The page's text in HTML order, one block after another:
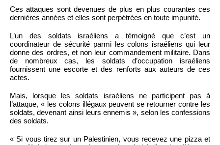
Ces attaques sont devenues de plus en plus courantes ces
dernières années et elles sont perpétrées en toute impunité.
L’un des soldats israéliens a témoigné que c’est un
coordinateur de sécurité parmi les colons israéliens qui leur
donne des ordres, et non leur commandement militaire. Dans
de nombreux cas, les soldats d’occupation israéliens
fournissent une escorte et des renforts aux auteurs de ces
actes.
Mais, lorsque les soldats israéliens ne participent pas à
l’attaque, « les colons illégaux peuvent se retourner contre les
soldats, devenant ainsi leurs ennemis », selon les confessions
des soldats.
« Si vous tirez sur un Palestinien, vous recevez une pizza et